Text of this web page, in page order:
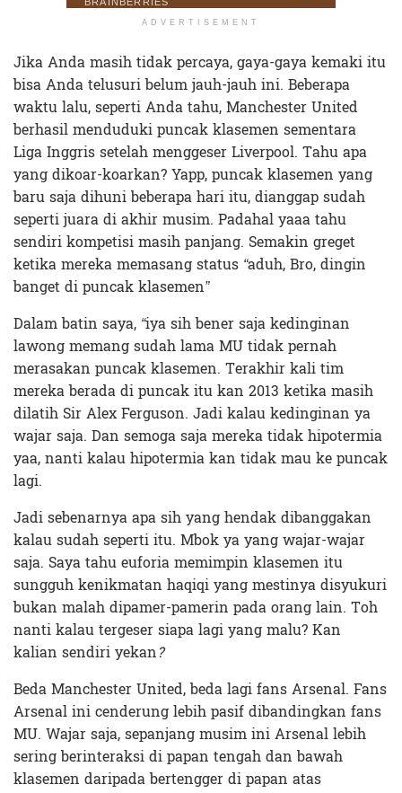
ADVERTISEMENT
Jika Anda masih tidak percaya, gaya-gaya kemaki itu
bisa Anda telusuri belum jauh-jauh ini. Beberapa
waktu lalu, seperti Anda tahu, Manchester United
berhasil menduduki puncak klasemen sementara
Liga Inggris setelah menggeser Liverpool. Tahu apa
yang dikoar-koarkan? Yapp, puncak klasemen yang
baru saja dihuni beberapa hari itu, dianggap sudah
seperti juara di akhir musim. Padahal yaaa tahu
sendiri kompetisi masih panjang. Semakin greget
ketika mereka memasang status “aduh, Bro, dingin
banget di puncak klasemen”
Dalam batin saya, “iya sih bener saja kedinginan
lawong memang sudah lama MU tidak pernah
merasakan puncak klasemen. Terakhir kali tim
mereka berada di puncak itu kan 2013 ketika masih
dilatih Sir Alex Ferguson. Jadi kalau kedinginan ya
wajar saja. Dan semoga saja mereka tidak hipotermia
yaa, nanti kalau hipotermia kan tidak mau ke puncak
lagi.
Jadi sebenarnya apa sih yang hendak dibanggakan
kalau sudah seperti itu. Mbokya yang wajar-wajar
saja. Saya tahu euforia memimpin klasemen itu
sungguh kenikmatan haqiqi yang mestinya disyukuri
bukan malah dipamer-pamerin pada orang lain. Toh
nanti kalau tergeser siapa lagi yang malu? Kan
kalian sendiri yekan?
Beda Manchester United, beda lagi fans Arsenal. Fans
Arsenal ini cenderung lebih pasif dibandingkan fans
MU. Wajar saja, sepanjang musim ini Arsenal lebih
sering berinteraksi di papan tengah dan bawah
klasemen daripada bertengger di papan atas